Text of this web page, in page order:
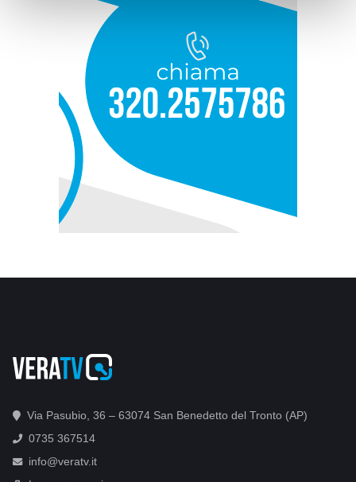
Via Pasubio, 36 – 63074 San Benedetto del Tronto (AP)
0735 367514
info@veratv.it